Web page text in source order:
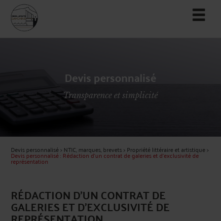
Devis personnalisé
Transparence et simplicité
Devis personnalisé>NTIC, marques, brevets>Propriété littéraire et artistique>
Devis personnalisé : Rédaction d'un contrat de galeries et d'exclusivité de
représentation
RÉDACTION D'UN CONTRAT DE
GALERIES ET D'EXCLUSIVITÉ DE